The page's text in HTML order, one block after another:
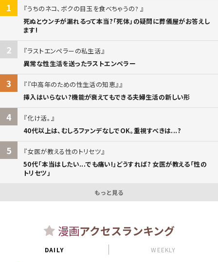
1
うちのネコ、ボクの目玉を食べちゃうの?
死ぬとウンチが漏れるって本当?「死体」の疑問に葬儀屋がお答えし
ます!
2
ラストエンペラーの私生活
異常な性生活を送ったラストエンペラー
3
『中高年のための性生活の知恵』
挿入はいらない?機能が衰えてもできる夫婦生活の新しい形
4
化け活。
40代以上は、むしろファンデなしでOK。重視すべきは...?
5
女医が教える性のトリセツ
50代「本当はしたい...でも痛い!」どうすれば? 女医が教える「性の
トリセツ」
もっと見る
漫画アクセスランキング
DAILY WEEKLY